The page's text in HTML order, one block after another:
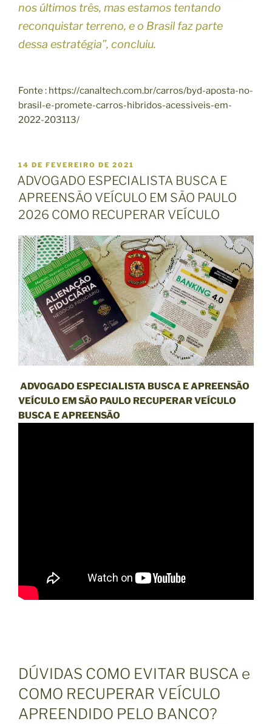
nos últimos três, mas estamos tentando
reconquistar terreno, e o Brasil faz parte
dessa estratégia”, concluiu.
Fonte : https://canaltech.com.br/carros/byd-aposta-no-
brasil-e-promete-carros-hibridos-acessiveis-em-
2022-203113/
P
U
B
L
I
C
D
O
E
M
14 DE FEVEREIRO DE 2021
ADVOGADO ESPECIALISTA BUSCA E
APREENSÃO VEÍCULO EM SÃO PAULO
2026 COMO RECUPERAR VEÍCULO
ADVOGADO ESPECIALISTA BUSCA E APREENSÃO
VEÍCULO EM SÃO PAULO RECUPERAR VEÍCULO
BUSCA E APREENSÃO
DÚVIDAS COMO EVITAR BUSCA e
COMO RECUPERAR VEÍCULO
APREENDIDO PELO BANCO?